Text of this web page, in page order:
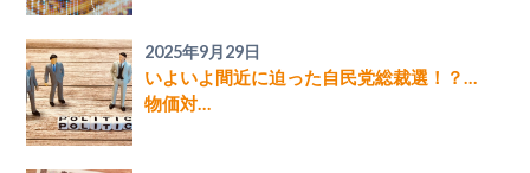
2025年9月29日
いよいよ間近に迫った自民党総裁選！？…
物価対…